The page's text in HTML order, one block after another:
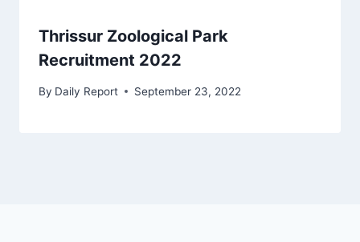
Thrissur Zoological Park
Recruitment 2022
By Daily Report September 23, 2022